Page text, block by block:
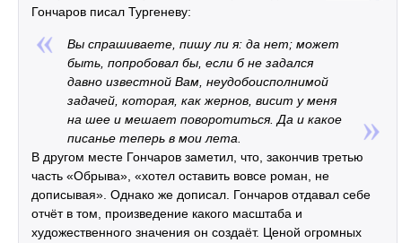
Гончаров писал Тургеневу:
Вы спрашиваете, пишу ли я: да нет; может
быть, попробовал бы, если б не задался
давно известной Вам, неудобоисполнимой
задачей, которая, как жернов, висит у меня
на шее и мешает поворотиться. Да и какое
писанье теперь в мои лета.
В другом месте Гончаров заметил, что, закончив третью
часть «Обрыва», «хотел оставить вовсе роман, не
дописывая». Однако же дописал. Гончаров отдавал себе
отчёт в том, произведение какого масштаба и
художественного значения он создаёт. Ценой огромных